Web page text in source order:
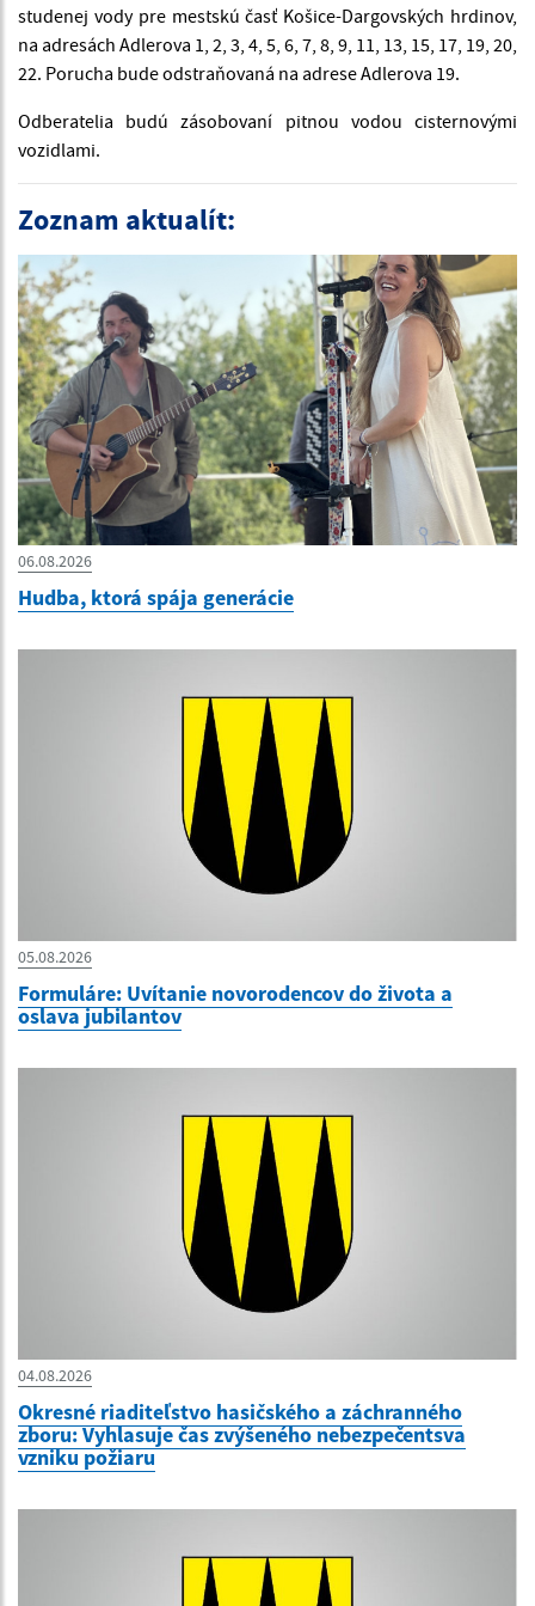
studenej vody pre mestskú časť Košice-Dargovských hrdinov,
na adresách Adlerova 1, 2, 3, 4, 5, 6, 7, 8, 9, 11, 13, 15, 17, 19, 20,
22. Porucha bude odstraňovaná na adrese Adlerova 19.
Odberatelia budú zásobovaní pitnou vodou cisternovými
vozidlami.
Zoznam aktualít:
06.08.2026
Hudba, ktorá spája generácie
05.08.2026
Formuláre: Uvítanie novorodencov do života a
oslava jubilantov
04.08.2026
Okresné riaditeľstvo hasičského a záchranného
zboru: Vyhlasuje čas zvýšeného nebezpečentsva
vzniku požiaru